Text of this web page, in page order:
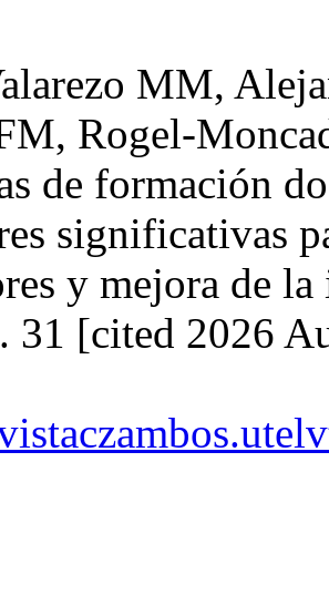
MM,
Rogel-
de formación
significativas
y mejora de
31 [cited 2026